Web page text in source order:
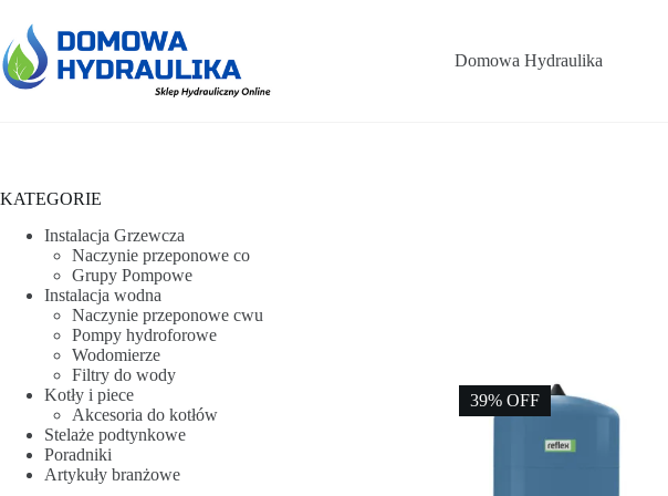
treści
Domowa Hydraulika
39% OFF
KATEGORIE
Instalacja Grzewcza
Naczynie przeponowe co
Grupy Pompowe
Instalacja wodna
Naczynie przeponowe cwu
Pompy hydroforowe
Wodomierze
Filtry do wody
Kotły i piece
Akcesoria do kotłów
Stelaże podtynkowe
Poradniki
Artykuły branżowe